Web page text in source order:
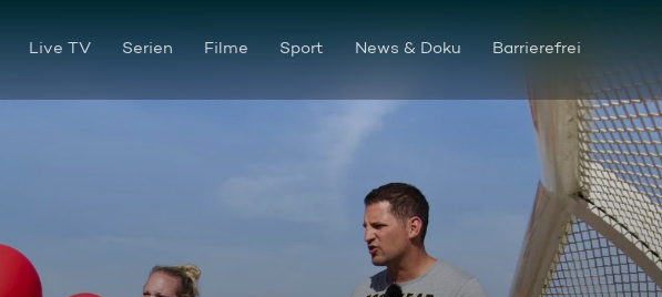
Live TV Serien Filme Sport News & Doku Barrierefrei